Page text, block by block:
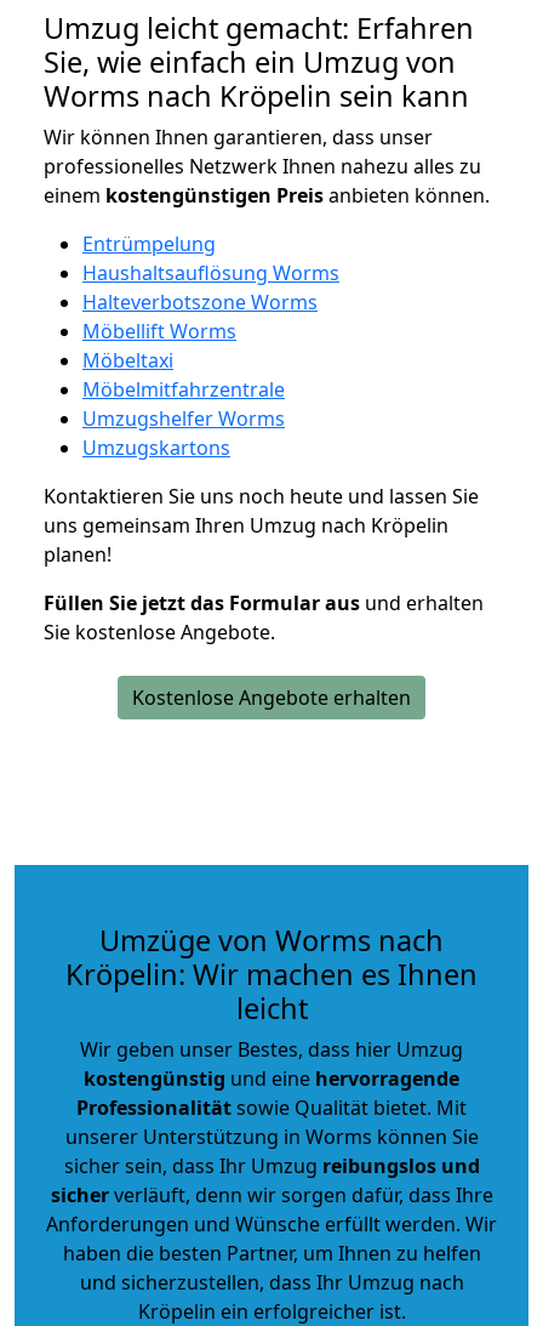
Umzug leicht gemacht: Erfahren
Sie, wie einfach ein Umzug von
Worms nach Kröpelin sein kann
Wir können Ihnen garantieren, dass unser
professionelles Netzwerk Ihnen nahezu alles zu
einem kostengünstigen Preisanbieten können.
Entrümpelung
Haushaltsauflösung Worms
Halteverbotszone Worms
Möbellift Worms
Möbeltaxi
Möbelmitfahrzentrale
Umzugshelfer Worms
Umzugskartons
Kontaktieren Sie uns noch heute und lassen Sie
uns gemeinsam Ihren Umzug nach Kröpelin
planen!
Füllen Sie jetzt das Formular aus und erhalten
Sie kostenlose Angebote.
Kostenlose Angebote erhalten
Umzüge von Worms nach
Kröpelin: Wir machen es Ihnen
leicht
Wir geben unser Bestes, dass hier Umzug
kostengünstig und eine hervorragende
Professionalitätsowie Qualität bietet. Mit
unserer Unterstützung in Worms können Sie
sicher sein, dass Ihr Umzug reibungslos und
sicherverläuft, denn wir sorgen dafür, dass Ihre
Anforderungen und Wünsche erfüllt werden. Wir
haben die besten Partner, um Ihnen zu helfen
und sicherzustellen, dass Ihr Umzug nach
Kröpelin ein erfolgreicher ist.